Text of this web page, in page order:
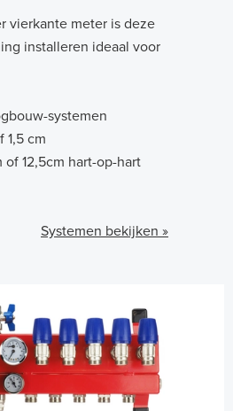
vierkante meter is deze
installeren ideaal voor
systemen
1,5 cm
of 12,5cm hart-op-hart
Systemen bekijken »